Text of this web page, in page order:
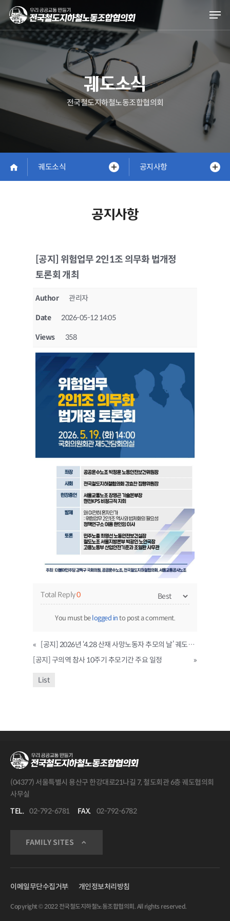
Skip
main
content
궤도소식
전국철도지하철노동조합협의회
궤도소식 공지사항
공지사항
[공지] 위험업무 2인1조 의무화 법개정
토론회 개최
Author 관리자
Date 2026-05-12 14:05
Views 358
Total Reply0
You must belogged into post a comment.
«
[공지] 2026년 ‘4.28 산재 사망노동자 추모의 날’ 궤도협의회 공동 추모행동
[공지] 구의역 참사 10주기 추모기간 주요 일정
»
List
(04377) 서울특별시 용산구 한강대로21나길 7, 철도회관 6층 궤도협의회
사무실
TEL. 02-792-6781 FAX. 02-792-6782
FAMILY SITES
이메일무단수집거부 개인정보처리방침
Copyright © 2022 전국철도지하철노동조합협의회. All rights reserved.